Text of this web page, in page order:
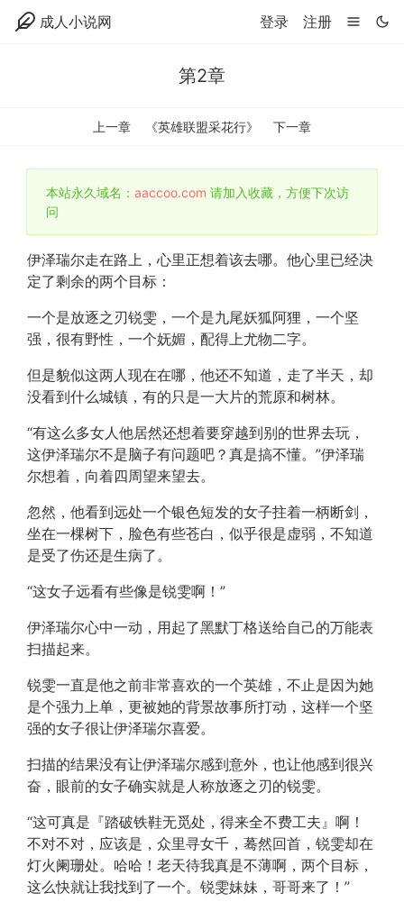
成人小说网 登录 注册
第2章
上一章 《英雄联盟采花行》 下一章
本站永久域名： aaccoo.com 请加入收藏，方便下次访
问
伊泽瑞尔走在路上，心里正想着该去哪。他心里已经决
定了剩余的两个目标：
一个是放逐之刃锐雯，一个是九尾妖狐阿狸，一个坚
强，很有野性，一个妩媚，配得上尤物二字。
但是貌似这两人现在在哪，他还不知道，走了半天，却
没看到什么城镇，有的只是一大片的荒原和树林。
“有这么多女人他居然还想着要穿越到别的世界去玩，
这伊泽瑞尔不是脑子有问题吧？真是搞不懂。”伊泽瑞
尔想着，向着四周望来望去。
忽然，他看到远处一个银色短发的女子拄着一柄断剑，
坐在一棵树下，脸色有些苍白，似乎很是虚弱，不知道
是受了伤还是生病了。
“这女子远看有些像是锐雯啊！”
伊泽瑞尔心中一动，用起了黑默丁格送给自己的万能表
扫描起来。
锐雯一直是他之前非常喜欢的一个英雄，不止是因为她
是个强力上单，更被她的背景故事所打动，这样一个坚
强的女子很让伊泽瑞尔喜爱。
扫描的结果没有让伊泽瑞尔感到意外，也让他感到很兴
奋，眼前的女子确实就是人称放逐之刃的锐雯。
“这可真是『踏破铁鞋无觅处，得来全不费工夫』啊！
不对不对，应该是，众里寻女千，蓦然回首，锐雯却在
灯火阑珊处。哈哈！老天待我真是不薄啊，两个目标，
这么快就让我找到了一个。锐雯妹妹，哥哥来了！”